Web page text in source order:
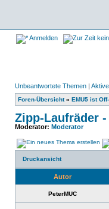
Anmelden
Unbeantwortete Themen |
Foren-Übersicht» EMU5 ist
Zipp-Laufräder
Moderator: Moderator
Druckansicht
Autor
PeterMUC